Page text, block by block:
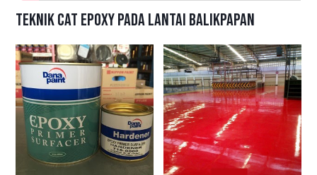
Teknik Cat Epoxy pada Lantai Balikpapan